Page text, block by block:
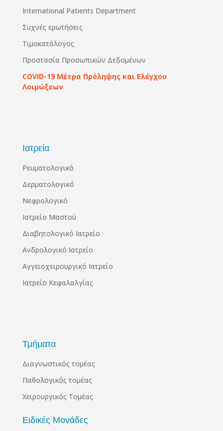
International Patients Department
Συχνές ερωτήσεις
Τιμοκατάλογος
Προστασία Προσωπικών Δεδομένων
COVID-19 Μέτρα Πρόληψης και Ελέγχου
Λοιμώξεων
Ιατρεία
Ρευματολογικό
Δερματολογικό
Νεφρολογικό
Ιατρείο Μαστού
Διαβητολογικό Ιατρείο
Ανδρολογικό Ιατρείο
Αγγειοχειρουργικό Ιατρείο
Ιατρείο Κεφαλαλγίας
Τμήματα
Διαγνωστικός τομέας
Παθολογικός τομέας
Χειρουργικός Τομέας
Ειδικές Μονάδες